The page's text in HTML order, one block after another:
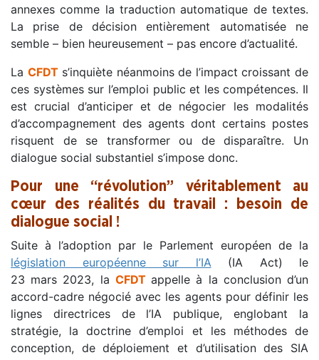
annexes comme la traduction automatique de textes.
La prise de décision entièrement automatisée ne
semble – bien heureusement – pas encore d’actualité.
La CFDT s’inquiète néanmoins de l’impact croissant de
ces systèmes sur l’emploi public et les compétences. Il
est crucial d’anticiper et de négocier les modalités
d’accompagnement des agents dont certains postes
risquent de se transformer ou de disparaître. Un
dialogue social substantiel s’impose donc.
Pour une “révolution” véritablement au
cœur des réalités du travail : besoin de
dialogue social !
Suite à l’adoption par le Parlement européen de la
législation européenne sur l’IA (IA Act) le
23 mars 2023, la CFDT appelle à la conclusion d’un
accord-cadre négocié avec les agents pour définir les
lignes directrices de l’IA publique, englobant la
stratégie, la doctrine d’emploi et les méthodes de
conception, de déploiement et d’utilisation des SIA